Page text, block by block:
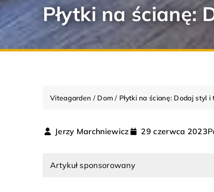
Płytki na ścianę:
Viteagarden / Dom / Płytki na ścianę: Dodaj styl
Jerzy Marchniewicz 29 czerwca 2023
Artykuł sponsorowany
ARANŻACJA WNĘTRZ DOM